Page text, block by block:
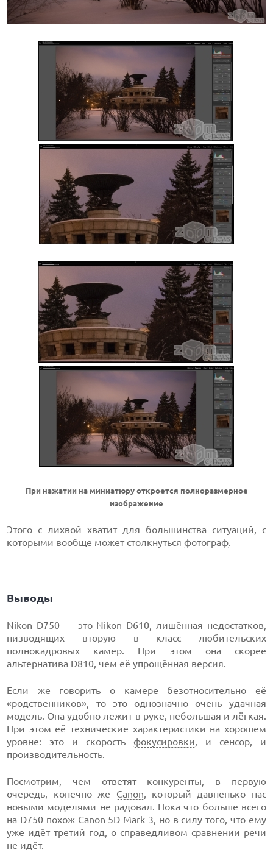
При нажатии на миниатюру откроется полноразмерное
изображение
Этого с лихвой хватит для большинства ситуаций, с
которыми вообще может столкнутьсяфотограф.
Выводы
Nikon D750 — это Nikon D610, лишённая недостатков,
низводящих вторую в класс любительских
полнокадровых камер. При этом она скорее
альтернатива D810, чем её упрощённая версия.
Если же говорить о камере безотносительно её
«родственников», то это однозначно очень удачная
модель. Она удобно лежит в руке, небольшая и лёгкая.
При этом её технические характеристики на хорошем
уровне: это и скорость фокусировки, и сенсор, и
производительность.
Посмотрим, чем ответят конкуренты, в первую
очередь, конечно же Canon, который давненько нас
новыми моделями не радовал. Пока что больше всего
на D750 похож Canon 5D Mark 3, но в силу того, что ему
уже идёт третий год, о справедливом сравнении речи
не идёт.